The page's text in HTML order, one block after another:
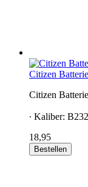
Citizen
Citizen
∙ Kaliber:
18,95
Bestellen